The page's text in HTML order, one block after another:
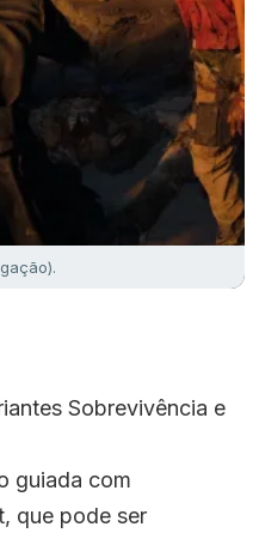
Sobrevivência e
guiada com
que pode ser